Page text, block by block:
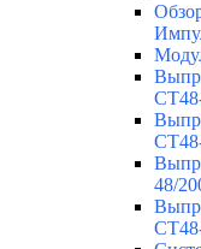
48/